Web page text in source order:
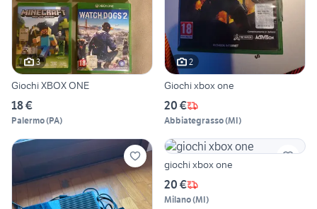
3
Giochi XBOX ONE
18 €
Palermo(PA)
2
Giochi xbox one
20 €
Abbiategrasso(MI)
giochi xbox one
20 €
Milano(MI)